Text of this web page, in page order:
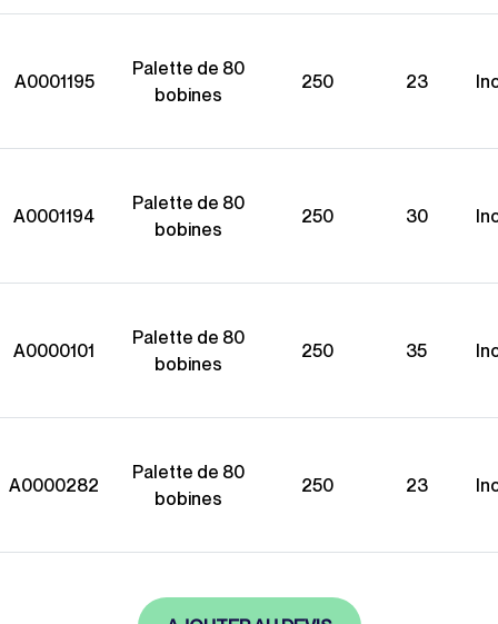
A0001195
Palette de 80
bobines
250 23
A0001194
Palette de 80
bobines
250 30
A0000101
Palette de 80
bobines
250 35
A0000282
Palette de 80
bobines
250 23